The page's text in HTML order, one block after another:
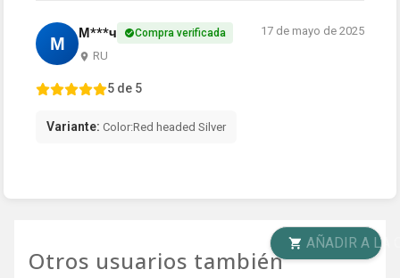
М М***ч Compra verificada
RU
17 de mayo de 2025
5 de 5
Variante: Color:Red headed Silver
Otros usuarios también
AÑADIR A LA CESTA